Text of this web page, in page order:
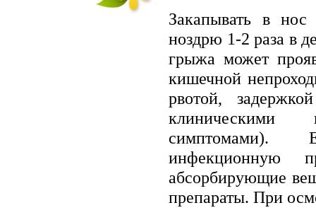
Закапывать в
ноздрю 1-2 раза в
грыжа может
кишечной
рвотой,
клиническими
симптомами).
инфекционную
абсорбирующие
препараты. При